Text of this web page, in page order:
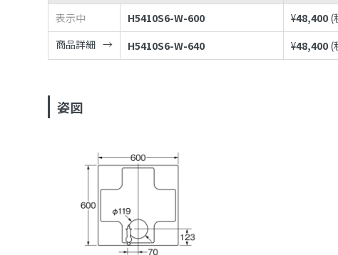
表示中
H5410S6-W-600 ¥48,400 (
商品詳細
H5410S6-W-640 ¥48,400 (
姿図